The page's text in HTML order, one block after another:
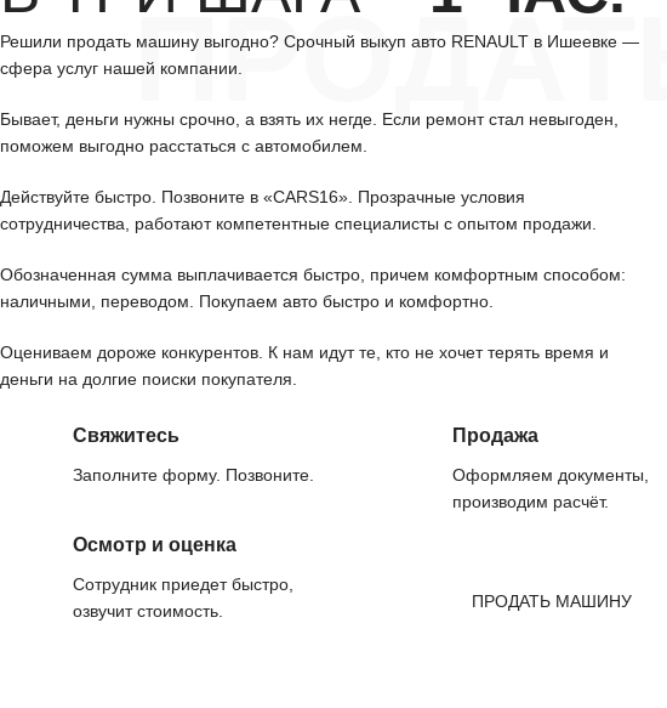
ПРОДАТЬ
Решили продать машину выгодно? Срочный выкуп авто RENAULT в Ишеевке —
сфера услуг нашей компании.
Бывает, деньги нужны срочно, а взять их негде. Если ремонт стал невыгоден,
поможем выгодно расстаться с автомобилем.
Действуйте быстро. Позвоните в «CARS16». Прозрачные условия
сотрудничества, работают компетентные специалисты с опытом продажи.
Обозначенная сумма выплачивается быстро, причем комфортным способом:
наличными, переводом. Покупаем авто быстро и комфортно.
Оцениваем дороже конкурентов. К нам идут те, кто не хочет терять время и
деньги на долгие поиски покупателя.
Свяжитесь
Заполните форму. Позвоните.
Осмотр и оценка
Сотрудник приедет быстро,
озвучит стоимость.
Продажа
Оформляем документы,
производим расчёт.
ПРОДАТЬ МАШИНУ